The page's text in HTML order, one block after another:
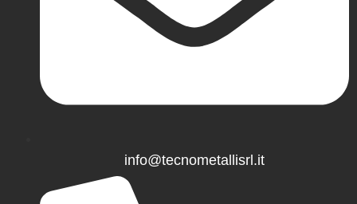
info@tecnometallisrl.it